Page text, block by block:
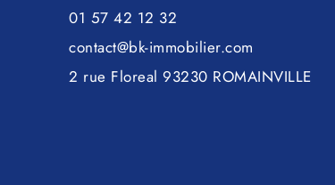
01 57 42 12 32
contact@bk-immobilier.com
2 rue Floreal 93230 ROMAINVILLE